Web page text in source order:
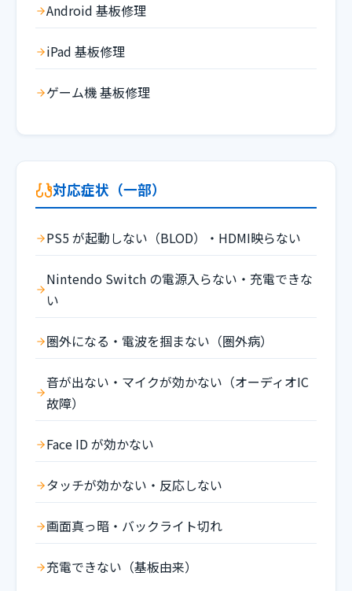
Android 基板修理
iPad 基板修理
ゲーム機 基板修理
対応症状（一部）
PS5 が起動しない（BLOD）・HDMI映らない
Nintendo Switch の電源入らない・充電できな
い
圏外になる・電波を掴まない（圏外病）
音が出ない・マイクが効かない（オーディオIC
故障）
Face ID が効かない
タッチが効かない・反応しない
画面真っ暗・バックライト切れ
充電できない（基板由来）